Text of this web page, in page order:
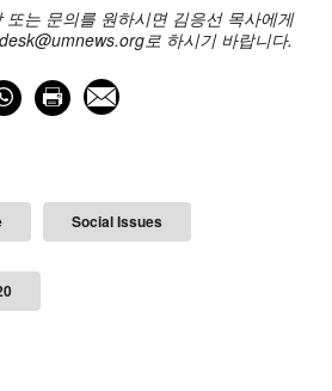
또는 문의를 원하시면 김응선 목사에게
로 하시기 바랍니다.
Social Issues